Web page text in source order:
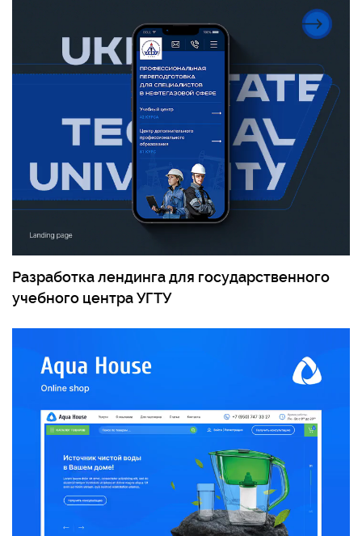
Разработка лендинга для государственного
учебного центра УГТУ